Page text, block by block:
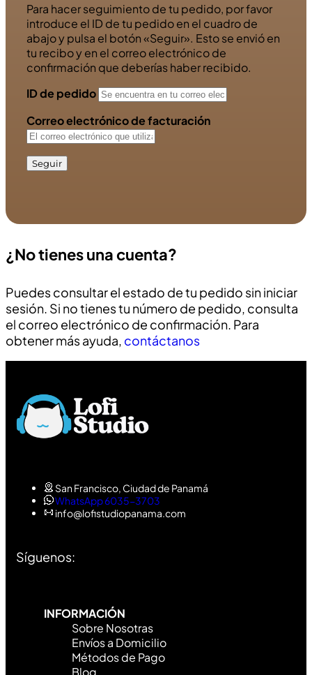
Para hacer seguimiento de tu pedido, por favor
introduce el ID de tu pedido en el cuadro de
abajo y pulsa el botón «Seguir». Esto se envió en
tu recibo y en el correo electrónico de
confirmación que deberías haber recibido.
ID de pedido
Correo electrónico de facturación
Seguir
¿No tienes una cuenta?
Puedes consultar el estado de tu pedido sin iniciar
sesión. Si no tienes tu número de pedido, consulta
el correo electrónico de confirmación. Para
obtener más ayuda, contáctanos
San Francisco, Ciudad de Panamá
WhatsApp 6035-3703
info@lofistudiopanama.com
Síguenos:
INFORMACIÓN
Sobre Nosotras
Envíos a Domicilio
Métodos de Pago
Blog